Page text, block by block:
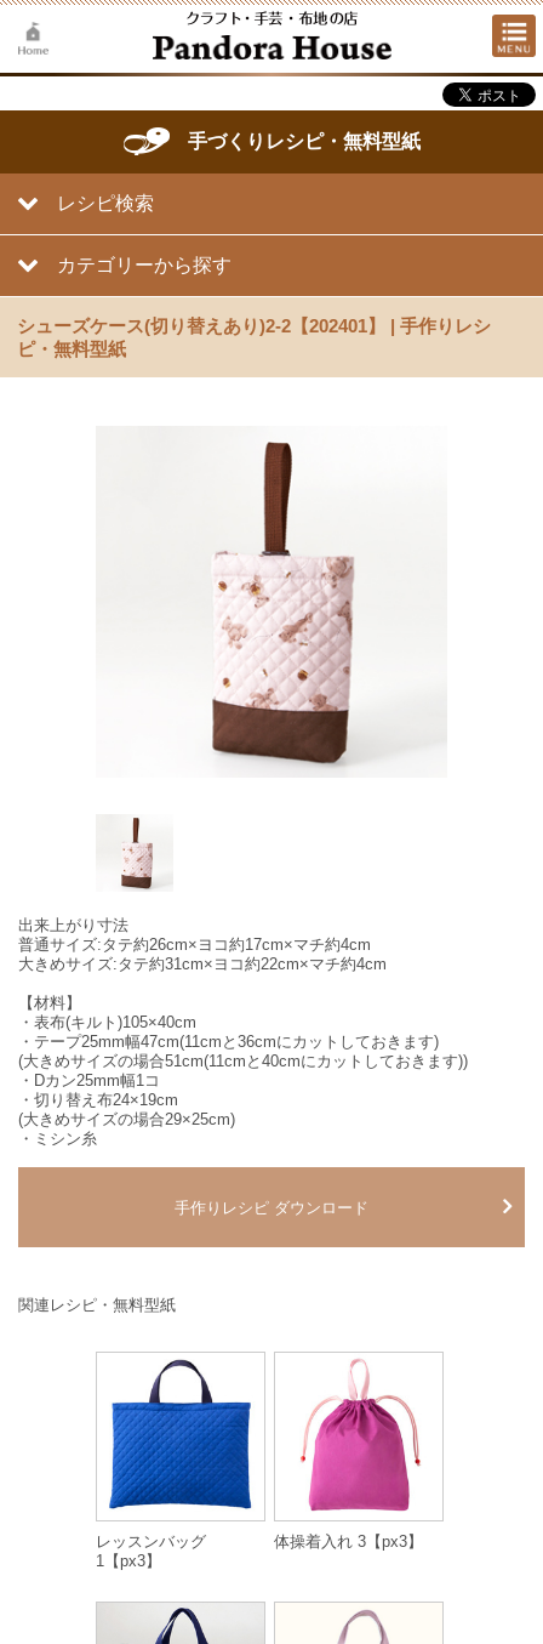
手づくりレシピ・無料型紙
レシピ検索
カテゴリーから探す
シューズケース(切り替えあり)2-2【202401】 | 手作りレシ
ピ・無料型紙
出来上がり寸法
普通サイズ:タテ約26cm×ヨコ約17cm×マチ約4cm
大きめサイズ:タテ約31cm×ヨコ約22cm×マチ約4cm
【材料】
・表布(キルト)105×40cm
・テープ25mm幅47cm(11cmと36cmにカットしておきます)
(大きめサイズの場合51cm(11cmと40cmにカットしておきます))
・Dカン25mm幅1コ
・切り替え布24×19cm
(大きめサイズの場合29×25cm)
・ミシン糸
手作りレシピ ダウンロード
関連レシピ・無料型紙
レッスンバッグ
1【px3】
体操着入れ 3【px3】